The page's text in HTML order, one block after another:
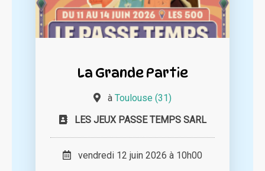
La Grande Partie
à Toulouse (31)
LES JEUX PASSE TEMPS SARL
vendredi 12 juin 2026 à 10h00